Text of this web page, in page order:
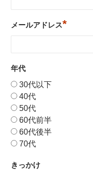
メールアドレス*
年代
30代以下
40代
50代
60代前半
60代後半
70代
きっかけ